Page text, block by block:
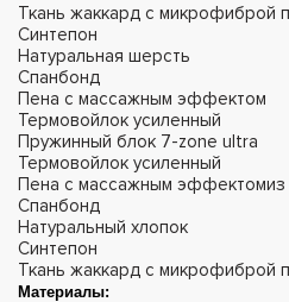
Ткань жаккард с микрофиброй
Синтепон
Натуральная шерсть
Спанбонд
Пена с массажным эффектом
Термовойлок усиленный
Пружинный блок 7-zone ultra
Термовойлок усиленный
Пена с массажным эффектомиз
Спанбонд
Натуральный хлопок
Синтепон
Ткань жаккард с микрофиброй
Материалы: